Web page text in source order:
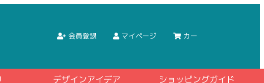
会員登録 マイページ
カー
デザインアイデア ショッピングガイド